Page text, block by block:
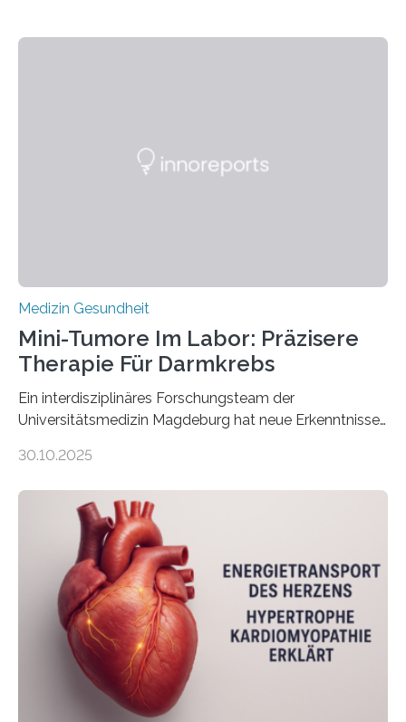
Medizin Gesundheit
Mini-Tumore Im Labor: Präzisere
Therapie Für Darmkrebs
Ein interdisziplinäres Forschungsteam der
Universitätsmedizin Magdeburg hat neue Erkenntnisse
behandelt werden kann. In ihrer aktuellen Studie,
Oncology, zeigen die Forschenden, dass Mini-Tumore
aus Gewebe von Patientinnen und Patienten –
sogenannte Organoide – genutzt werden können, um
vorab zu prüfen, welche Medikamente am besten
wirken. Dabei wurde ein Eiweiß identifiziert, das künftig
als Biomarker für die Wahl der passenden Therapie
dienen könnte. Darmkrebs zählt weltweit zu den
häufigsten Krebsarten und stellt…
30.10.2025